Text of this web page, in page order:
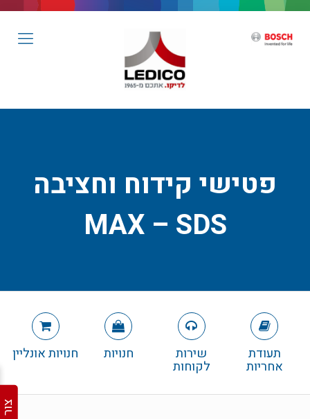
פטישי קידוח וחציבה
MAX – SDS
תעודת
אחריות
שירות
לקוחות
חנויות חנויות אונליין